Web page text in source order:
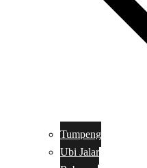
Tumpeng
Ubi Jalar